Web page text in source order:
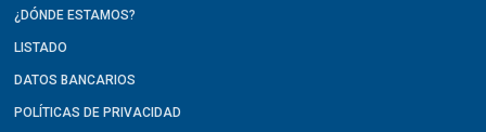
¿DÓNDE ESTAMOS?
LISTADO
DATOS BANCARIOS
POLÍTICAS DE PRIVACIDAD